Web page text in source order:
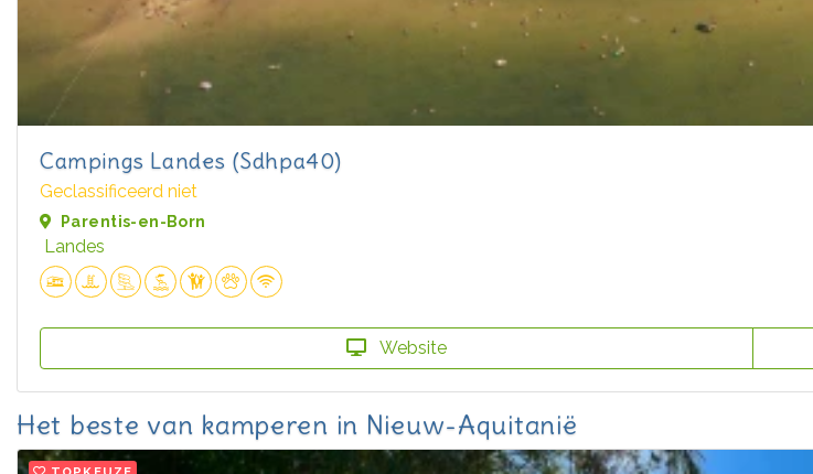
Campings Landes (Sdhpa40)
Geclassificeerd niet
Parentis-en-Born
Landes
Website
Het beste van kamperen in Nieuw-Aquitanië